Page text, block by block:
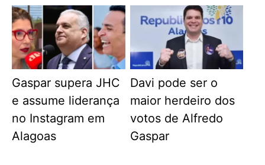
Gaspar supera JHC
e assume liderança
no Instagram em
Alagoas
Davi pode ser o
maior herdeiro dos
votos de Alfredo
Gaspar